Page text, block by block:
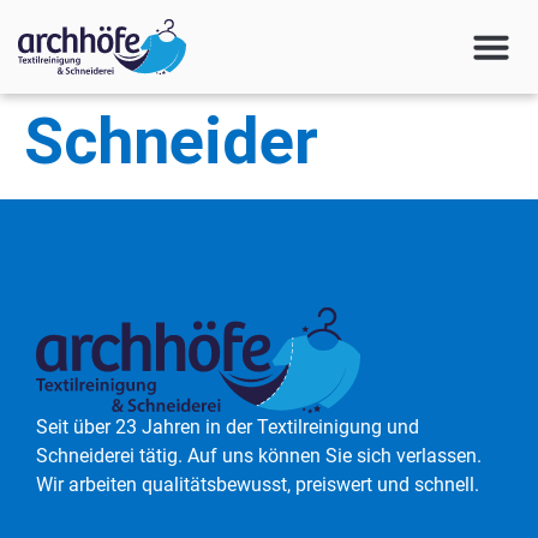
Schneider
Seit über 23 Jahren in der Textilreinigung und
Schneiderei tätig. Auf uns können Sie sich verlassen.
Wir arbeiten qualitätsbewusst, preiswert und schnell.